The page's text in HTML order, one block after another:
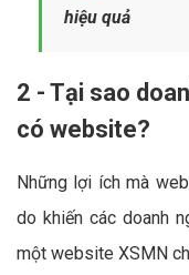
hiệu quả
2 - Tại sao
có website?
Những lợi ích mà
do khiến các doanh
một website XSMN